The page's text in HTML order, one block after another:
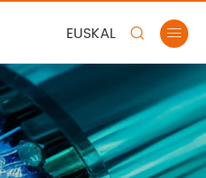
EUSKAL  